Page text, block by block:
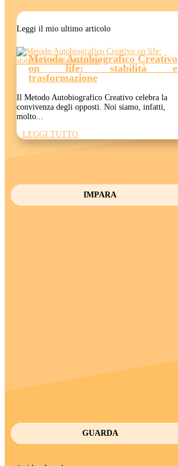
Leggi il mio ultimo articolo
Metodo Autobiografico Creativo
on life: stabilità e
trasformazione
Il Metodo Autobiografico Creativo celebra la
convivenza degli opposti. Noi siamo, infatti,
molto...
LEGGI TUTTO
IMPARA
GUARDA